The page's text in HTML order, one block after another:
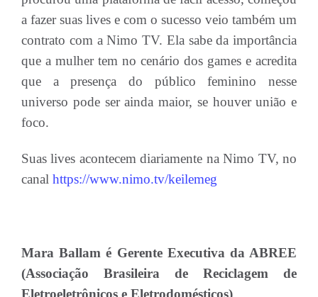
a fazer suas lives e com o sucesso veio também um
contrato com a Nimo TV. Ela sabe da importância
que a mulher tem no cenário dos games e acredita
que a presença do público feminino nesse
universo pode ser ainda maior, se houver união e
foco.
Suas lives acontecem diariamente na Nimo TV, no
canal https://www.nimo.tv/keilemeg
Mara Ballam é Gerente Executiva da ABREE
(Associação Brasileira de Reciclagem de
Eletroeletrônicos e Eletrodomésticos)